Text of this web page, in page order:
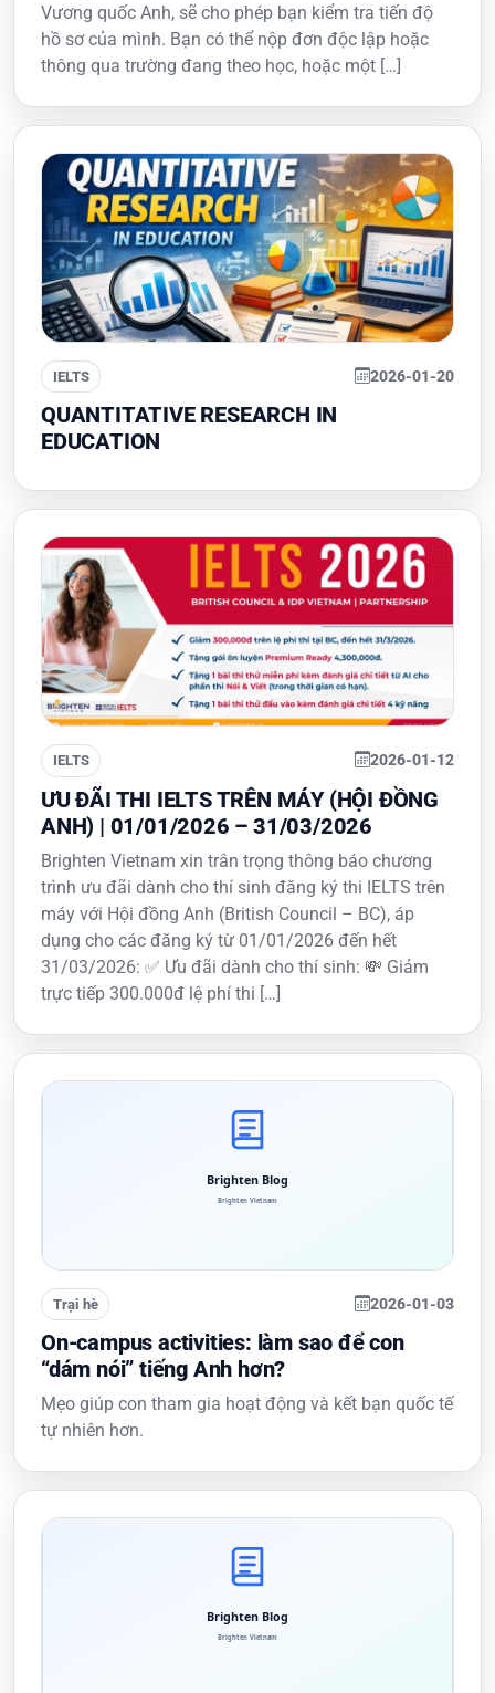
Vương quốc Anh, sẽ cho phép bạn kiểm tra tiến độ
hồ sơ của mình. Bạn có thể nộp đơn độc lập hoặc
thông qua trường đang theo học, hoặc một […]
IELTS 2026-01-20
QUANTITATIVE RESEARCH IN
EDUCATION
IELTS 2026-01-12
ƯU ĐÃI THI IELTS TRÊN MÁY (HỘI ĐỒNG
ANH) | 01/01/2026 – 31/03/2026
Brighten Vietnam xin trân trọng thông báo chương
trình ưu đãi dành cho thí sinh đăng ký thi IELTS trên
máy với Hội đồng Anh (British Council – BC), áp
dụng cho các đăng ký từ 01/01/2026 đến hết
31/03/2026: ✅ Ưu đãi dành cho thí sinh: 💸 Giảm
trực tiếp 300.000đ lệ phí thi […]
Trại hè 2026-01-03
On-campus activities: làm sao để con
“dám nói” tiếng Anh hơn?
Mẹo giúp con tham gia hoạt động và kết bạn quốc tế
tự nhiên hơn.